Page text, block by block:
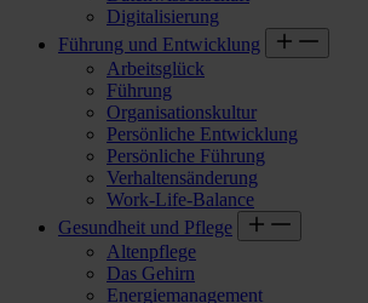
Digitalisierung
Führung und Entwicklung
Arbeitsglück
Führung
Organisationskultur
Persönliche Entwicklung
Persönliche Führung
Verhaltensänderung
Work-Life-Balance
Gesundheit und Pflege
Altenpflege
Das Gehirn
Energiemanagement